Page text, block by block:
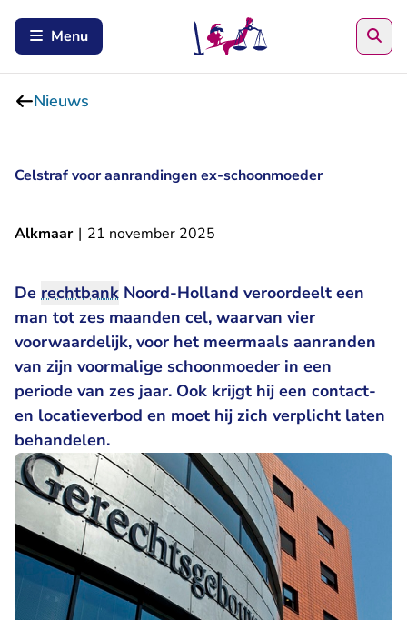
Menu
Nieuws
Celstraf voor aanrandingen ex-schoonmoeder
Alkmaar | 21 november 2025
De rechtbank Noord-Holland veroordeelt een
man tot zes maanden cel, waarvan vier
voorwaardelijk, voor het meermaals aanranden
van zijn voormalige schoonmoeder in een
periode van zes jaar. Ook krijgt hij een contact-
en locatieverbod en moet hij zich verplicht laten
behandelen.